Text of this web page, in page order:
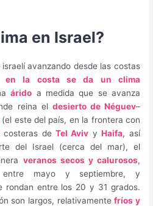
en Israel?
avanzando desde las costas
en la costa se da un clima
árido a medida que se avanza
reina el desierto de Néguev–
este del país, en la frontera con
costeras de Tel Aviv yHaifa, así
del Israel (cerca del mar), el
veranos secos y calurosos,
entre mayo y septiembre, y
rondan entre los 20 y 31 grados.
son largos, relativamentefríos y